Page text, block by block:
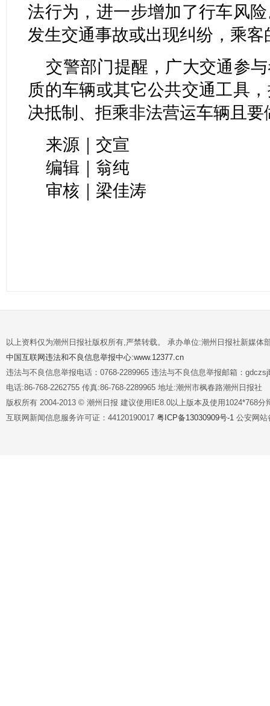
法行为，进一步增加了行车风
发生交通事故或出现纠纷，乘
交警部门提醒，广大交通参
质的车辆或其它公共交通工具
决抵制、拒乘非法营运车辆且
来源｜交宣
编辑｜翁纯
审核｜梁佳涛
以上资料仅为潮州日报社版权所有,严禁转载。 承办单位:潮州日报社新媒体
中国互联网违法和不良信息举报中心:www.12377.cn
违法与不良信息举报电话：0768-2289965 违法与不良信息举报邮箱：
电话:86-768-2262755 传真:86-768-2289965 地址:潮州市枫春路潮州日报社
版权所有 2004-2013 © 潮州日报 建议使用IE8.0以上版本及使用1024*768分
互联网新闻信息服务许可证：44120190017 粤ICP备13030909号-1 公安网站